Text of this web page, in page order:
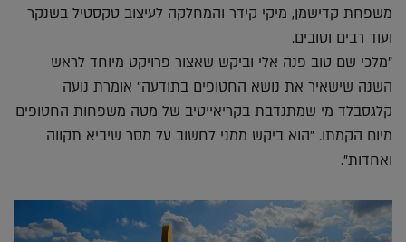
משפחת קדישמן, מיקי קידר והמחלקה לעיצוב טקסטיל בשנקר
ועוד רבים וטובים.
"מלכי שם טוב פנה אלי וביקש שאצור פרויקט מיוחד לראש
השנה שישאיר את נושא החטופים בתודעה" אומרת נועה
קלגסבלד מי שמתנדבת בקריאייטיב של מטה משפחות החטופים
מיום הקמתו. "הוא ביקש ממני לחשוב על מסר שיביא תקווה
ואחדות".